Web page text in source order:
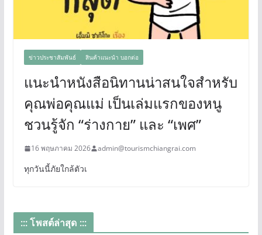
ข่าวประชาสัมพันธ์ สินค้าแนะนำ บอกต่อ
แนะนำหนังสือนิทานน่าสนใจสำหรับ
คุณพ่อคุณแม่ เป็นเล่มแรกของหนู
ชวนรู้จัก “ร่างกาย” และ “เพศ”
16 พฤษภาคม 2026 admin@tourismchiangrai.com
ทุกวันนี้ภัยใกล้ตัวเ
::: โพสต์ล่าสุด :::